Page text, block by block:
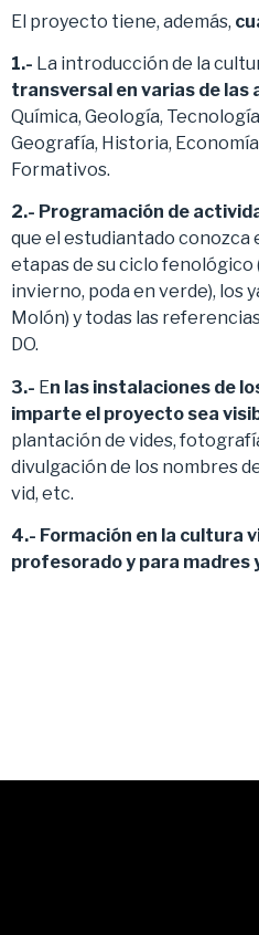
El proyecto tiene, además,
1.- La introducción de la
transversal en varias de las
Química, Geología,
Geografía, Historia,
Formativos.
2.- Programación de
que el estudiantado conozca
etapas de su ciclo fenológico
invierno, poda en verde), los
Molón) y todas las
DO.
3.- En las instalaciones de
imparte el proyecto sea
plantación de vides,
divulgación de los nombres
vid, etc.
4.- Formación en la cultura
profesorado y para madres